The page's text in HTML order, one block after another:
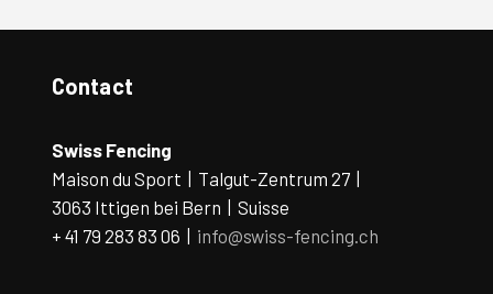
Contact
Swiss Fencing
Maison du Sport | Talgut-Zentrum 27 |
3063 Ittigen bei Bern | Suisse
+ 41 79 283 83 06 | info@swiss-fencing.ch